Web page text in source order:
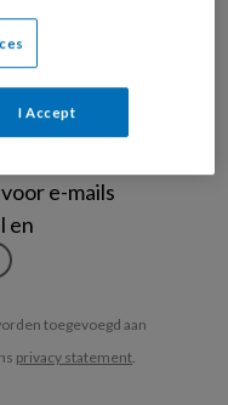
e-mails
en
toegevoegd aan
privacy statement.
I Accept